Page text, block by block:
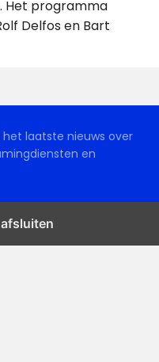
Het programma
Delfos en Bart
laatste nieuws over
en